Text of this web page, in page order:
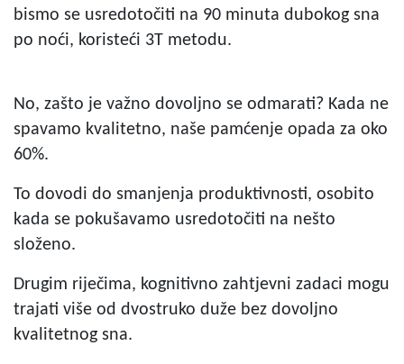
bismo se usredotočiti na 90 minuta dubokog sna
po noći, koristeći 3T metodu.
No, zašto je važno dovoljno se odmarati? Kada ne
spavamo kvalitetno, naše pamćenje opada za oko
60%.
To dovodi do smanjenja produktivnosti, osobito
kada se pokušavamo usredotočiti na nešto
složeno.
Drugim riječima, kognitivno zahtjevni zadaci mogu
trajati više od dvostruko duže bez dovoljno
kvalitetnog sna.